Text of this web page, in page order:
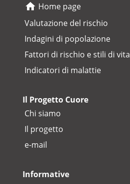
Home page
Valutazione del rischio
Indagini di popolazione
Fattori di rischio e stili di vita
Indicatori di malattie
Il Progetto Cuore
Chi siamo
Il progetto
e-mail
Informative